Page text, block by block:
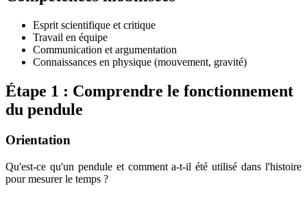
Esprit scientifique et critique
Travail en équipe
Communication et argumentation
Connaissances en physique (mouvement, gravité)
Étape 1 : Comprendre le fonctionnement
du pendule
Orientation
Qu'est-ce qu'un pendule et comment a-t-il été utilisé dans l'histoire
pour mesurer le temps ?